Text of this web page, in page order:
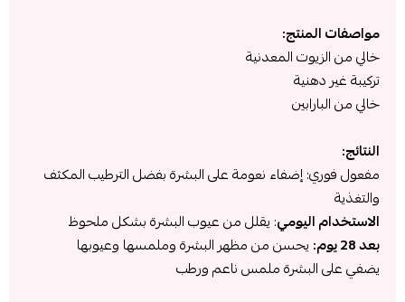
مواصفات المنتج:
خالي من الزيوت المعدنية
تركيبة غير دهنية
خالي من البارابين
النتائج:
مفعول فوري: إضفاء نعومة على البشرة بفضل الترطيب المكثف
والتغذية
الاستخدام اليومي: يقلل من عيوب البشرة بشكل ملحوظ
بعد 28 يوم:
يحسن من مظهر البشرة وملمسها وعيوبها
يضفي على البشرة ملمس ناعم ورطب